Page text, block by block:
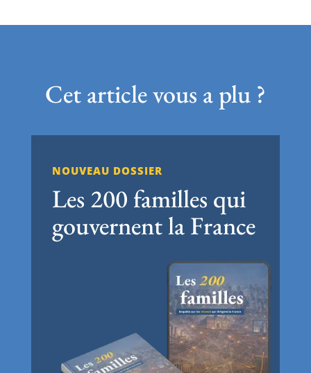
Cet article vous a plu ?
NOUVEAU DOSSIER
Les 200 familles qui
gouvernent la France